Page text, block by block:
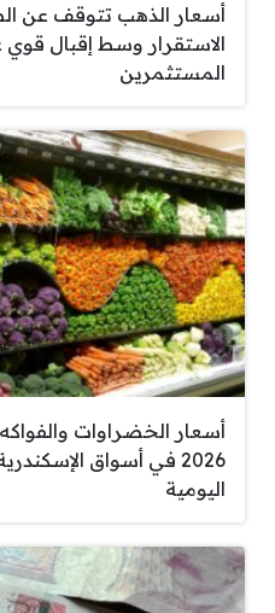
أسعار الذهب تتوقف عن
الاستقرار وسط إقبال
المستثمرين
2026 في أسواق
اليومية